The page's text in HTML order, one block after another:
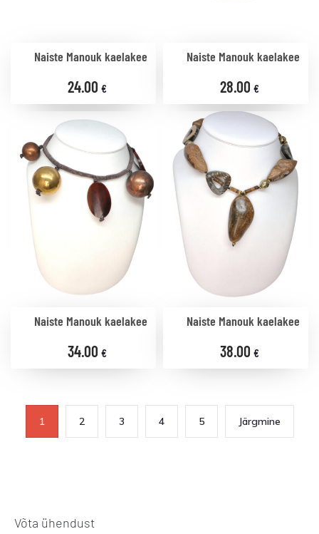
Naiste Manouk kaelakee
24.00 €
Naiste Manouk kaelakee
28.00 €
Naiste Manouk kaelakee
34.00 €
Naiste Manouk kaelakee
38.00 €
1 2 3 4 5 Järgmine
Võta ühendust